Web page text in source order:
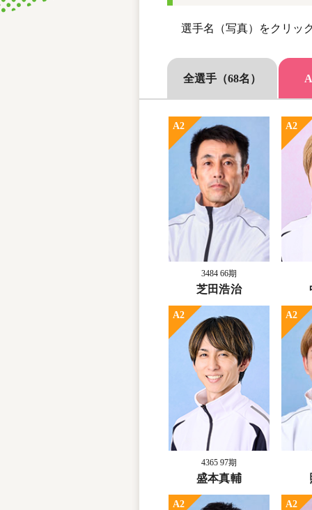
選手名（写真）をクリッ
全選手（68名）
A2
3484 66期
芝田浩治
A2
A2
4365 97期
盛本真輔
A2
A2 A2